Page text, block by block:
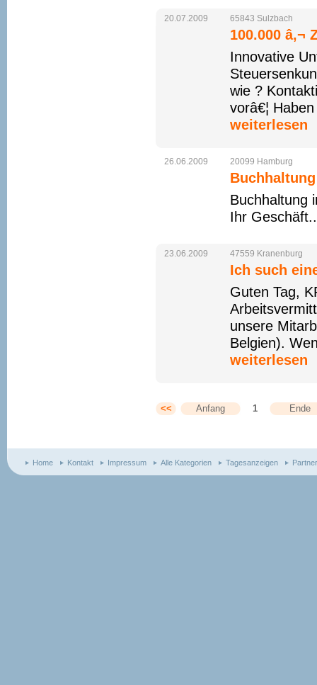
20.07.2009 65843 Sulzbach
100.000 â‚¬
Innovative
wie ?
vorâ€¦
weiterlesen
26.06.2009 20099 Hamburg
Buchhaltung
Ihr
23.06.2009 47559 Kranenburg
Ich such
Guten Tag,
unsere
Belgien).
weiterlesen
<< Anfang 1 Ende
Home Kontakt Impressum Alle Kategorien Tagesanzeigen Partner